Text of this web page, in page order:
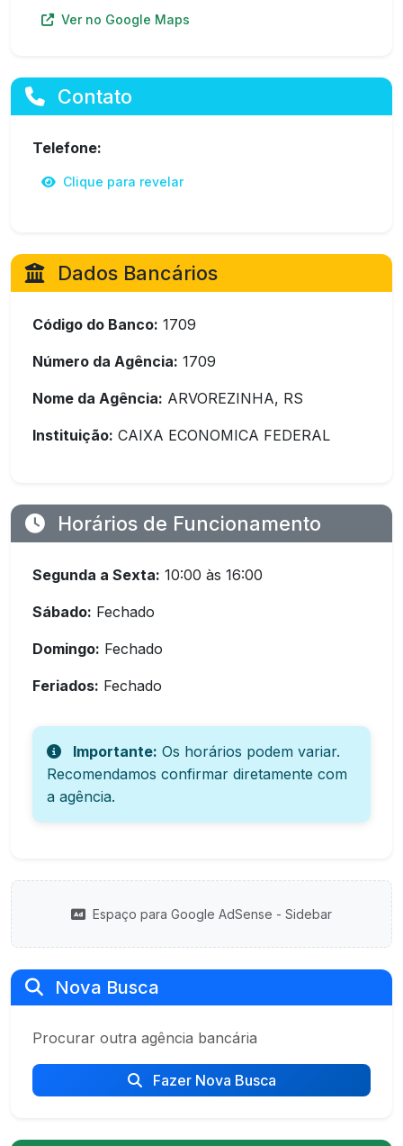
Ver no Google Maps
Contato
Telefone:
Clique para revelar
Dados Bancários
Código do Banco: 1709
Número da Agência: 1709
Nome da Agência: ARVOREZINHA, RS
Instituição: CAIXA ECONOMICA FEDERAL
Horários de Funcionamento
Segunda a Sexta: 10:00 às 16:00
Sábado: Fechado
Domingo: Fechado
Feriados: Fechado
Importante: Os horários podem variar.
Recomendamos confirmar diretamente com
a agência.
Espaço para Google AdSense - Sidebar
Nova Busca
Procurar outra agência bancária
Fazer Nova Busca